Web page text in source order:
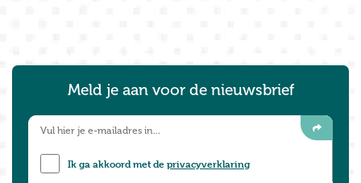
Meld je aan voor de nieuwsbrief
Ik ga akkoord met deprivacyverklaring